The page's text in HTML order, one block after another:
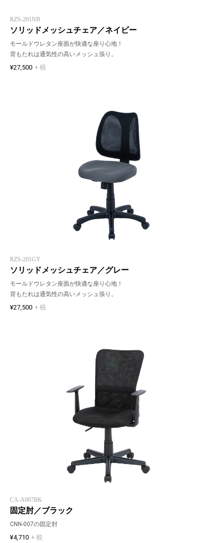
RZS-201NB
ソリッドメッシュチェア／ネイビー
モールドウレタン座面が快適な座り心地！
背もたれは通気性の高いメッシュ張り。
¥27,500 + 税
RZS-201GY
ソリッドメッシュチェア／グレー
モールドウレタン座面が快適な座り心地！
背もたれは通気性の高いメッシュ張り。
¥27,500 + 税
CA-A007BK
固定肘／ブラック
CNN-007の固定肘
¥4,710 + 税